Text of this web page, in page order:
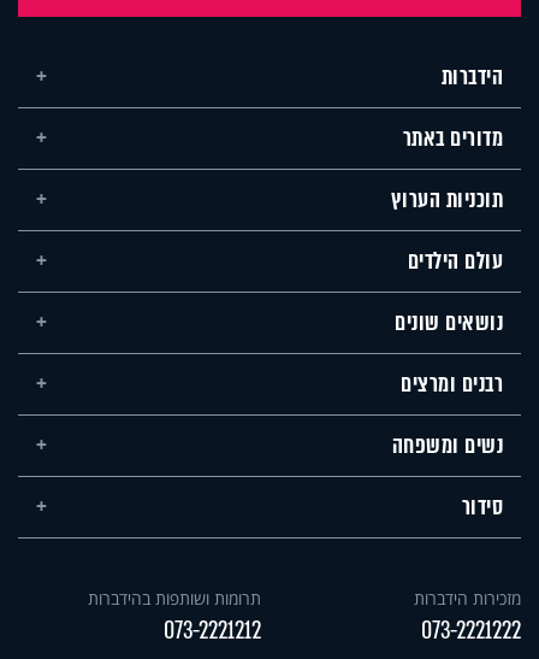
הידברות
מדורים באתר
תוכניות הערוץ
עולם הילדים
נושאים שונים
רבנים ומרצים
נשים ומשפחה
סידור
מזכירות הידברות
073-2221222
תרומות ושותפות בהידברות
073-2221212